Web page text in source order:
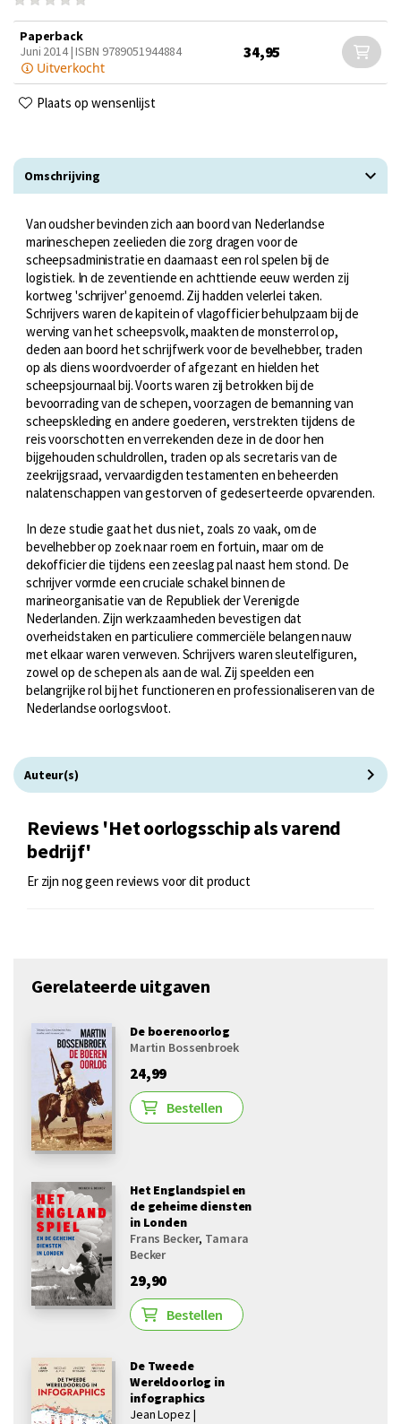
Paperback
Juni 2014 | ISBN 9789051944884
Uitverkocht
34,95
Plaats op wensenlijst
Omschrijving
Van oudsher bevinden zich aan boord van Nederlandse
marineschepen zeelieden die zorg dragen voor de
scheepsadministratie en daarnaast een rol spelen bij de
logistiek. In de zeventiende en achttiende eeuw werden zij
kortweg 'schrijver' genoemd. Zij hadden velerlei taken.
Schrijvers waren de kapitein of vlagofficier behulpzaam bij de
werving van het scheepsvolk, maakten de monsterrol op,
deden aan boord het schrijfwerk voor de bevelhebber, traden
op als diens woordvoerder of afgezant en hielden het
scheepsjournaal bij. Voorts waren zij betrokken bij de
bevoorrading van de schepen, voorzagen de bemanning van
scheepskleding en andere goederen, verstrekten tijdens de
reis voorschotten en verrekenden deze in de door hen
bijgehouden schuldrollen, traden op als secretaris van de
zeekrijgsraad, vervaardigden testamenten en beheerden
nalatenschappen van gestorven of gedeserteerde opvarenden.
In deze studie gaat het dus niet, zoals zo vaak, om de
bevelhebber op zoek naar roem en fortuin, maar om de
dekofficier die tijdens een zeeslag pal naast hem stond. De
schrijver vormde een cruciale schakel binnen de
marineorganisatie van de Republiek der Verenigde
Nederlanden. Zijn werkzaamheden bevestigen dat
overheidstaken en particuliere commerciële belangen nauw
met elkaar waren verweven. Schrijvers waren sleutelfiguren,
zowel op de schepen als aan de wal. Zij speelden een
belangrijke rol bij het functioneren en professionaliseren van de
Nederlandse oorlogsvloot.
Auteur(s)
Reviews 'Het oorlogsschip als varend
bedrijf'
Er zijn nog geen reviews voor dit product
Gerelateerde uitgaven
De boerenoorlog
Martin Bossenbroek
24,99
Bestellen
Het Englandspiel en
de geheime diensten
in Londen
Frans Becker, Tamara
Becker
29,90
Bestellen
De Tweede
Wereldoorlog in
infographics
Jean Lopez |